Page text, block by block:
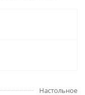
Настольное